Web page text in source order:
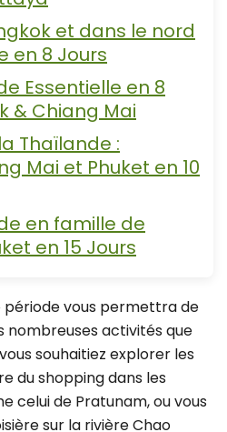
et dans le nord
en 8 Jours
Essentielle en 8
& Chiang Mai
Thaïlande :
Mai et Phuket en 10
en famille de
en 15 Jours
vous permettra de
activités que
souhaitiez explorer les
du shopping dans les
celui de Pratunam, ou vous
sur la rivière Chao